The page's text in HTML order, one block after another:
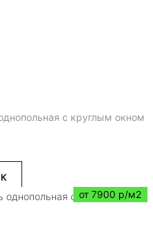
с круглым окном
от 7900 р/м2